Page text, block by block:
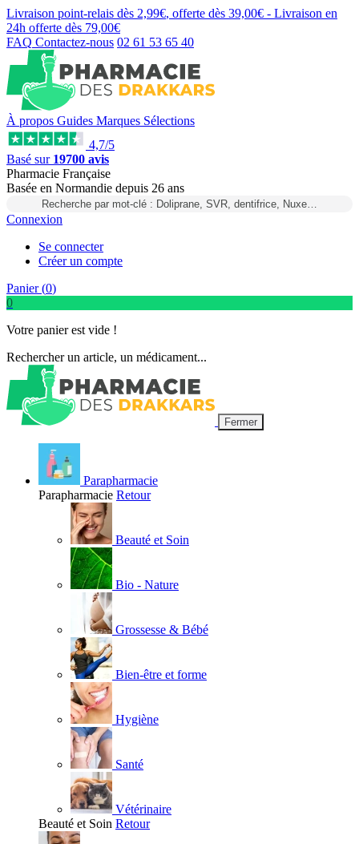
Livraison point-relais dès 2,99€, offerte dès 39,00€ - Livraison en
24h offerte dès 79,00€
FAQ Contactez-nous 02 61 53 65 40
À propos Guides Marques Sélections
4,7/5
Basé sur 19700 avis
Pharmacie Française
Basée en Normandie depuis 26 ans
Recherche par mot-clé : Doliprane, SVR, dentifrice, Nuxe…
Connexion
Se connecter
Créer un compte
Panier (0)
0
Votre panier est vide !
Rechercher un article, un médicament...
Fermer
Parapharmacie
Parapharmacie Retour
Beauté et Soin
Bio - Nature
Grossesse & Bébé
Bien-être et forme
Hygiène
Santé
Vétérinaire
Beauté et Soin Retour